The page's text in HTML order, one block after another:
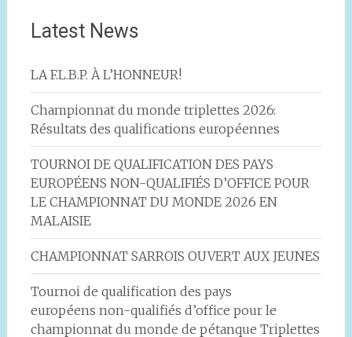
Latest News
LA F.L.B.P. À L’HONNEUR!
Championnat du monde triplettes 2026:
Résultats des qualifications européennes
TOURNOI DE QUALIFICATION DES PAYS
EUROPÉENS NON-QUALIFIÉS D’OFFICE POUR
LE CHAMPIONNAT DU MONDE 2026 EN
MALAISIE
CHAMPIONNAT SARROIS OUVERT AUX JEUNES
Tournoi de qualification des pays
européens non-qualifiés d’office pour le
championnat du monde de pétanque Triplettes